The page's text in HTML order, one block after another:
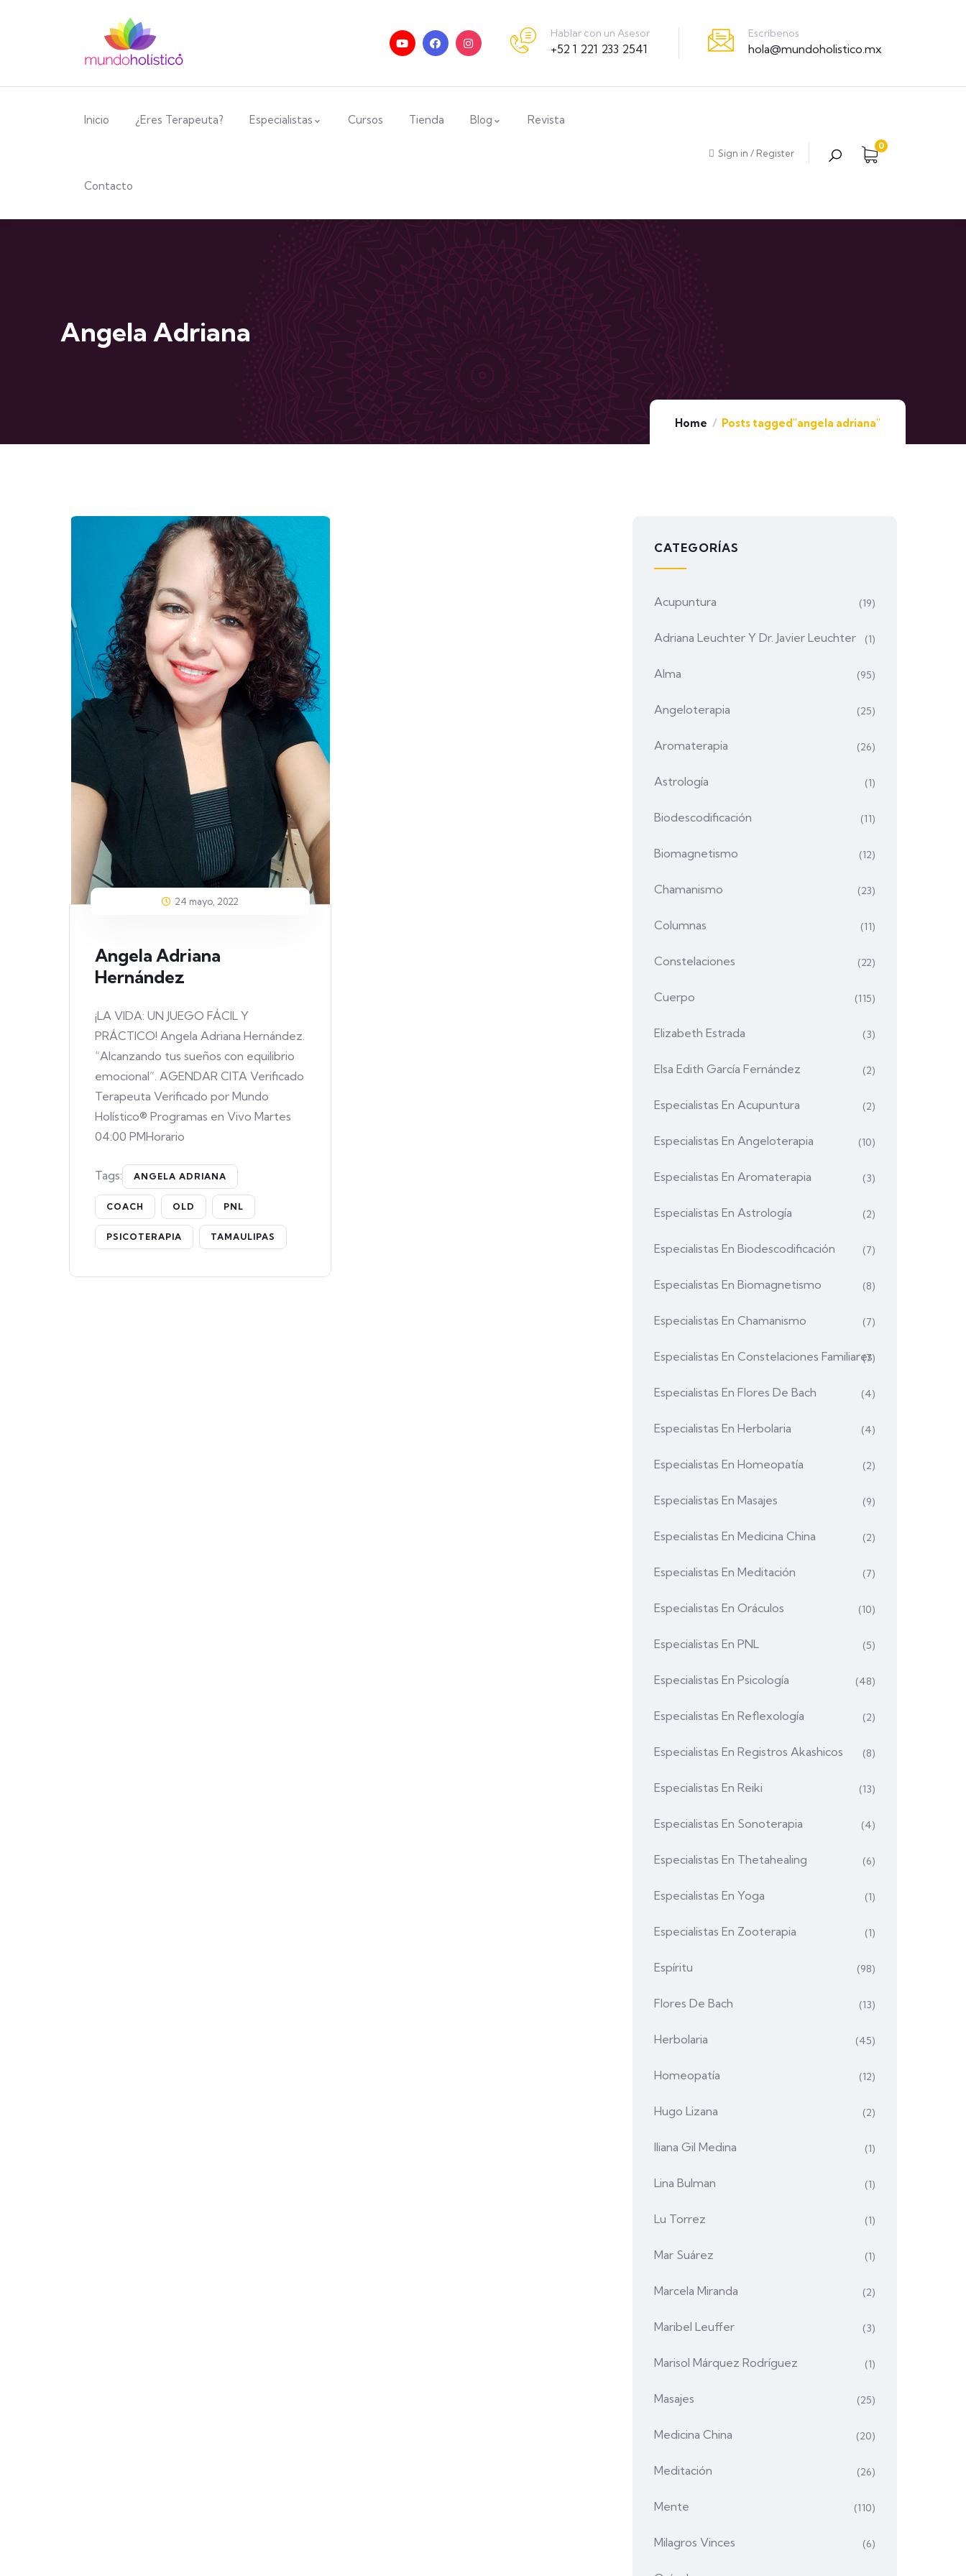
Hablar con un Asesor
+52 1 221 233 2541
Escríbenos
hola@mundoholistico.mx
Inicio ¿Eres Terapeuta? Especialistas Cursos Tienda Blog Revista
Contacto
Sign in / Register
0
Angela Adriana
Home Posts tagged"angela adriana"
24 mayo, 2022
Angela Adriana
Hernández
¡LA VIDA: UN JUEGO FÁCIL Y
PRÁCTICO! Angela Adriana Hernández.
“Alcanzando tus sueños con equilibrio
emocional”. AGENDAR CITA Verificado
Terapeuta Verificado por Mundo
Holístico® Programas en Vivo Martes
04:00 PMHorario
Tags: ANGELA ADRIANA
COACH OLD PNL
PSICOTERAPIA TAMAULIPAS
CATEGORÍAS
Acupuntura (19)
Adriana Leuchter Y Dr. Javier Leuchter (1)
Alma (95)
Angeloterapia (25)
Aromaterapia (26)
Astrología (1)
Biodescodificación (11)
Biomagnetismo (12)
Chamanismo (23)
Columnas (11)
Constelaciones (22)
Cuerpo (115)
Elizabeth Estrada (3)
Elsa Edith García Fernández (2)
Especialistas En Acupuntura (2)
Especialistas En Angeloterapia (10)
Especialistas En Aromaterapia (3)
Especialistas En Astrología (2)
Especialistas En Biodescodificación (7)
Especialistas En Biomagnetismo (8)
Especialistas En Chamanismo (7)
Especialistas En Constelaciones Familiares
(7)
Especialistas En Flores De Bach (4)
Especialistas En Herbolaria (4)
Especialistas En Homeopatía (2)
Especialistas En Masajes (9)
Especialistas En Medicina China (2)
Especialistas En Meditación (7)
Especialistas En Oráculos (10)
Especialistas En PNL (5)
Especialistas En Psicología (48)
Especialistas En Reflexología (2)
Especialistas En Registros Akashicos (8)
Especialistas En Reiki (13)
Especialistas En Sonoterapia (4)
Especialistas En Thetahealing (6)
Especialistas En Yoga (1)
Especialistas En Zooterapia (1)
Espíritu (98)
Flores De Bach (13)
Herbolaria (45)
Homeopatía (12)
Hugo Lizana (2)
Iliana Gil Medina (1)
Lina Bulman (1)
Lu Torrez (1)
Mar Suárez (1)
Marcela Miranda (2)
Maribel Leuffer (3)
Marisol Márquez Rodríguez (1)
Masajes (25)
Medicina China (20)
Meditación (26)
Mente (110)
Milagros Vinces (6)